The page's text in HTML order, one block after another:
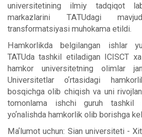
universitetining ilmiy tadqiqot
markazlarini TАTUdagi
transformatsiyasi muhokama etildi.
Hamkorlikda belgilangan ishlar
TATUda tashkil etiladigan ICISCT
hamkor universitetning olimlar
Universitetlar oʼrtasidagi
bosqichga olib chiqish va uni
tomonlama ishchi guruh tashkil
yoʼnalishda hamkorlik olib borishga
Maʼlumot uchun: Sian universiteti -